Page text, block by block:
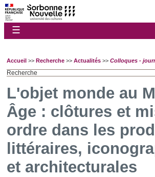
☰
Accueil >> Recherche >> Actualités >> Colloques -
Recherche
L'objet monde au
Âge : clôtures et
ordre dans les
littéraires,
et architecturales